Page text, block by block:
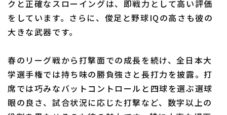
クと正確なスローイングは、即戦力として高い評価
をしています。さらに、俊足と野球IQの高さも彼の
大きな武器です。
春のリーグ戦から打撃面での成長を続け、全日本大
学選手権では持ち味の勝負強さと長打力を披露。打
席では巧みなバットコントロールと四球を選ぶ選球
眼の良さ、試合状況に応じた打撃など、数字以上の